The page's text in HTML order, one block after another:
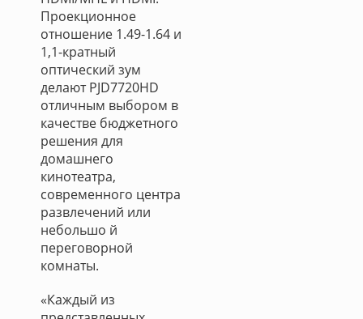
Проекционное
отношение 1.49-1.64 и
1,1-кратный
оптический зум
делают PJD7720HD
отличным выбором в
качестве бюджетного
решения для
домашнего
кинотеатра,
современного центра
развлечений или
небольшо й
переговорной
комнаты.
«Каждый из